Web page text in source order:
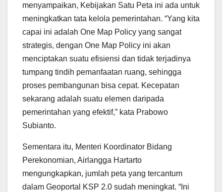
menyampaikan, Kebijakan Satu Peta ini ada untuk
meningkatkan tata kelola pemerintahan. “Yang kita
capai ini adalah One Map Policy yang sangat
strategis, dengan One Map Policy ini akan
menciptakan suatu efisiensi dan tidak terjadinya
tumpang tindih pemanfaatan ruang, sehingga
proses pembangunan bisa cepat. Kecepatan
sekarang adalah suatu elemen daripada
pemerintahan yang efektif,” kata Prabowo
Subianto.
Sementara itu, Menteri Koordinator Bidang
Perekonomian, Airlangga Hartarto
mengungkapkan, jumlah peta yang tercantum
dalam Geoportal KSP 2.0 sudah meningkat. “Ini